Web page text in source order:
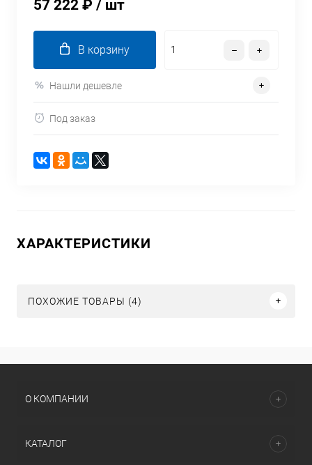
57 222 ₽ / шт
В корзину
Нашли дешевле
Под заказ
ХАРАКТЕРИСТИКИ
ПОХОЖИЕ ТОВАРЫ (4)
О КОМПАНИИ
КАТАЛОГ